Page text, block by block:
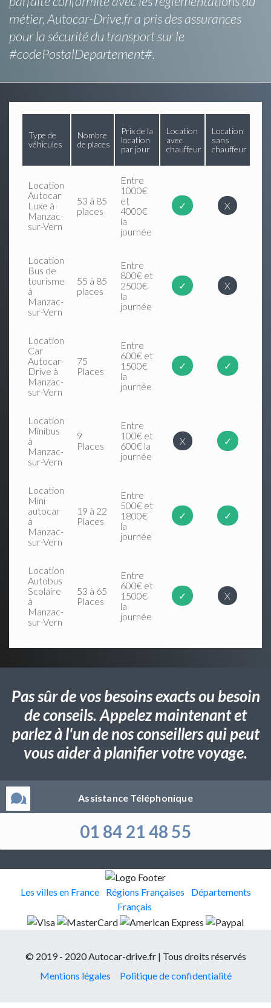
métier, Autocar-Drive.fr a pris des assurances
pour la sécurité du transport sur le
#codePostalDepartement#.
Type de
véhicules
Nombre
de places
Prix de la
location
par jour
Location
avec
chauffeur
Location
sans
chauffeur
Location
Autocar
Luxe à
Manzac-
sur-Vern
53 à 85
places
Entre
1000€
et
4000€
la
journée
✓ X
Location
Bus de
tourisme
à
Manzac-
sur-Vern
55 à 85
places
Entre
800€ et
2500€
la
journée
✓ X
Location
Car
Autocar-
Drive à
Manzac-
sur-Vern
75
Places
Entre
600€ et
1500€
la
journée
✓ ✓
Location
Minibus
à
Manzac-
sur-Vern
9
Places
Entre
100€ et
600€ la
journée
X ✓
Location
Mini
autocar
à
Manzac-
sur-Vern
19 à 22
Places
Entre
500€ et
1800€
la
journée
✓ ✓
Location
Autobus
Scolaire
à
Manzac-
sur-Vern
53 à 65
Places
Entre
600€ et
1500€
la
journée
✓ X
Pas sûr de vos besoins exacts ou besoin
de conseils. Appelez maintenant et
parlez à l'un de nos conseillers qui peut
vous aider à planifier votre voyage.
Assistance Téléphonique
01 84 21 48 55
Les villes en France Régions Françaises
Départements
Français
© 2019 - 2020 Autocar-drive.fr | Tous droits réservés
Mentions légales
Politique de confidentialité